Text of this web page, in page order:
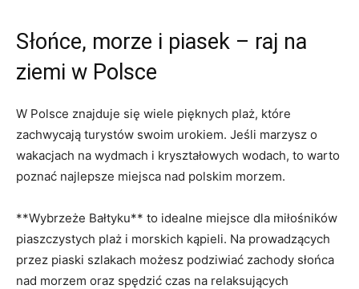
Słońce, morze i piasek – raj na
ziemi w Polsce
W Polsce znajduje się wiele⁤ pięknych ⁢plaż, które
zachwycają turystów swoim urokiem. Jeśli marzysz o
wakacjach na⁤ wydmach i kryształowych wodach, to warto
poznać najlepsze miejsca​ nad polskim morzem.
**Wybrzeże Bałtyku** to ⁢idealne miejsce‍ dla‍ miłośników
piaszczystych plaż i morskich kąpieli. Na prowadzących
przez piaski szlakach możesz podziwiać zachody⁤ słońca
nad morzem oraz spędzić czas​ na relaksujących